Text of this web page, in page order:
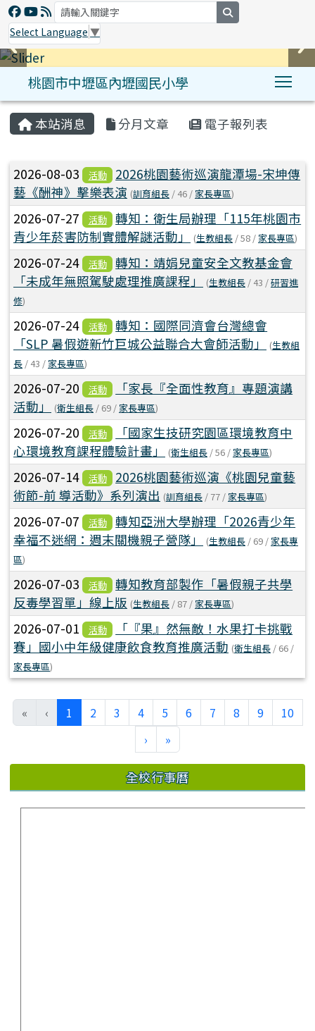
Select Language ▼
桃園市中壢區內壢國民小學
:::
本站消息 分月文章 電子報列表
文章列表
2026-08-03 活動
2026桃園藝術巡演龍潭場-宋坤傳
藝《酬神》擊樂表演 (訓育組長 / 46 / 家長專區)
2026-07-27 活動
轉知：衛生局辦理「115年桃園市
青少年菸害防制實體解謎活動」
(生教組長 / 58 / 家長專區)
2026-07-24 活動
轉知：靖娟兒童安全文教基金會
「未成年無照駕駛處理推廣課程」
(生教組長 / 43 /研習進
修)
2026-07-24 活動
轉知：國際同濟會台灣總會
「SLP 暑假遊新竹巨城公益聯合大會師活動」
(生教組
長 / 43 / 家長專區)
2026-07-20 活動
「家長『全面性教育』專題演講
活動」
(衛生組長 / 69 / 家長專區)
2026-07-20 活動
「國家生技研究園區環境教育中
心環境教育課程體驗計畫」
(衛生組長 / 56 / 家長專區)
2026-07-14 活動
2026桃園藝術巡演《桃園兒童藝
術節-前 導活動》系列演出 (訓育組長 / 77 / 家長專區)
2026-07-07 活動
轉知亞洲大學辦理「2026青少年
幸福不迷網：週末關機親子營隊」
(生教組長 / 69 / 家長專
區)
2026-07-03 活動
轉知教育部製作「暑假親子共學
反毒學習單」線上版 (生教組長 / 87 / 家長專區)
2026-07-01 活動
「『果』然無敵！水果打卡挑戰
賽」國小中年級健康飲食教育推廣活動 (衛生組長 / 66 /
家長專區)
« ‹ 1 (current)
2 3 4 5 6 7 8 9
10
›
»
全校行事曆